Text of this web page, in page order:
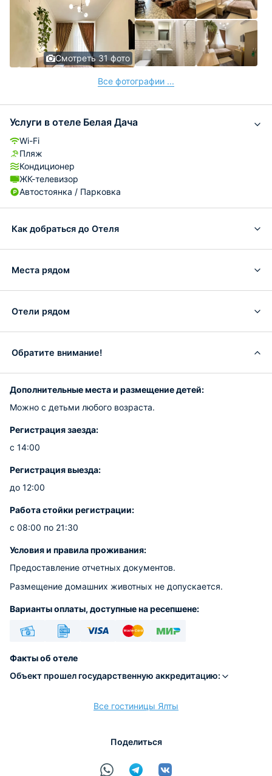
Смотреть 31 фото
Все фотографии ...
Услуги в отеле Белая Дача
Wi-Fi
Пляж
Кондиционер
ЖК-телевизор
Автостоянка / Парковка
Как добраться до Отеля
Места рядом
Отели рядом
Обратите внимание!
Дополнительные места и размещение детей:
Можно с детьми любого возраста.
Регистрация заезда:
с 14:00
Регистрация выезда:
до 12:00
Работа стойки регистрации:
с 08:00 по 21:30
Условия и правила проживания:
Предоставление отчетных документов.
Размещение домашних животных не допускается.
Варианты оплаты, доступные на ресепшене:
Факты об отеле
Объект прошел государственную аккредитацию:
Все гостиницы Ялты
Поделиться